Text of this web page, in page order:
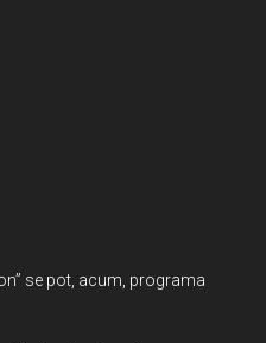
se pot, acum, programa